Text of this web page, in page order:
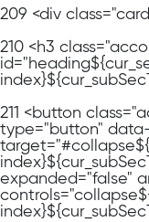
209 <div
210 <h3
211 <button
type="button"
expanded="false"